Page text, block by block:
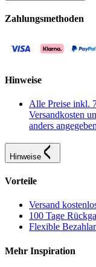
Zahlungsmethoden
Hinweise
Alle Preise inkl.
Versandkosten
anders
Hinweise
Vorteile
Versand
100 Tage
Flexible
Mehr Inspiration